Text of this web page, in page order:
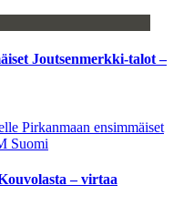
Joutsenmerkki-talot –
Pirkanmaan ensimmäiset
Suomi
– virtaa